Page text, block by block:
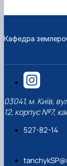
Кафедра
03041, м. Київ,
12, корпус №7,
527-82-14